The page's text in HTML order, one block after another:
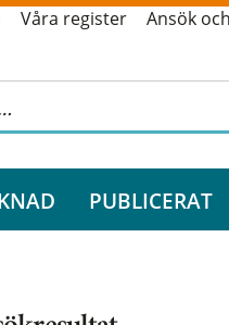
Våra register Ansök
PUBLICERAT